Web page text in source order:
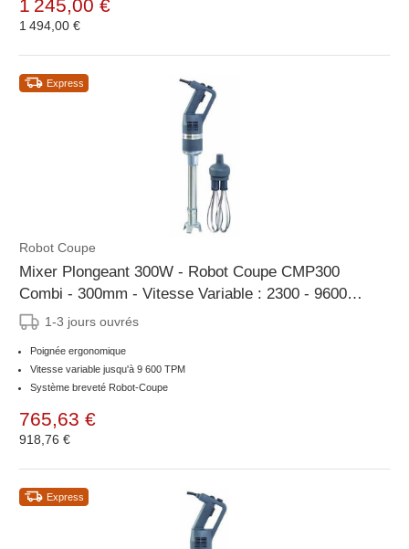
1 245,00 €
1 494,00 €
Express
Robot Coupe
Mixer Plongeant 300W - Robot Coupe CMP300
Combi - 300mm - Vitesse Variable : 2300 - 9600
tr/mn1-3 jours ouvrés
Poignée ergonomique
Vitesse variable jusqu'à 9 600 TPM
Système breveté Robot-Coupe
765,63 €
918,76 €
Express